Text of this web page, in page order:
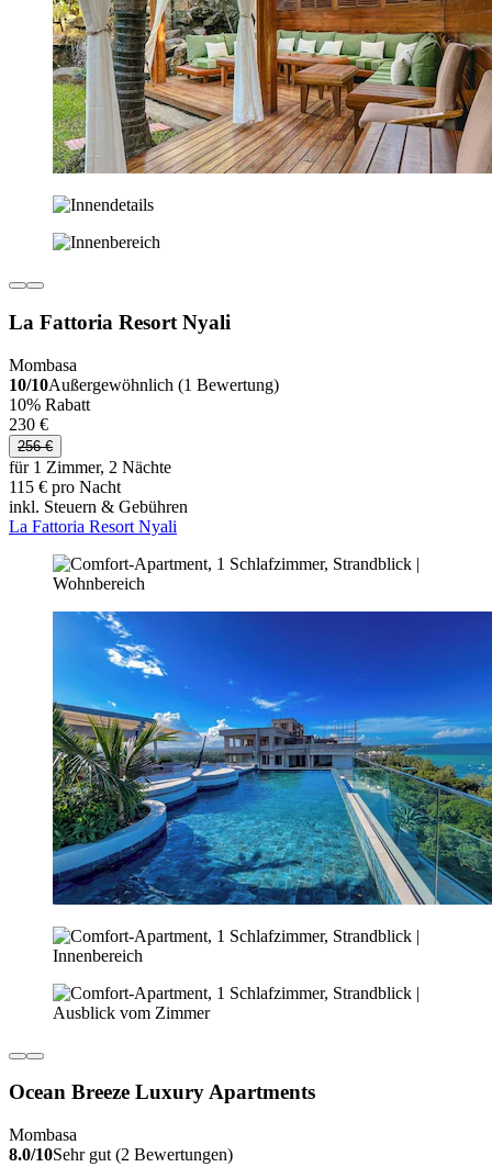
La Fattoria Resort Nyali
Mombasa
10/10Außergewöhnlich (1 Bewertung)
10% Rabatt
230 €
256 €
für 1 Zimmer, 2 Nächte
115 € pro Nacht
inkl. Steuern & Gebühren
La Fattoria Resort Nyali
Ocean Breeze Luxury Apartments
Mombasa
8.0/10Sehr gut (2 Bewertungen)